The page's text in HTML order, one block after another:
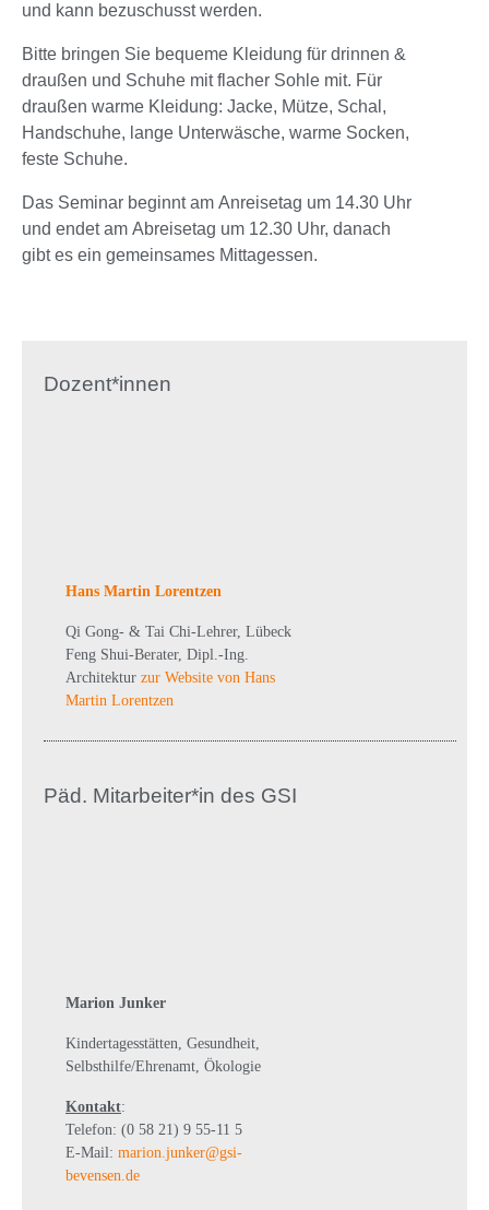
und kann bezuschusst werden.
Bitte bringen Sie bequeme Kleidung für drinnen &
draußen und Schuhe mit flacher Sohle mit. Für
draußen warme Kleidung: Jacke, Mütze, Schal,
Handschuhe, lange Unterwäsche, warme Socken,
feste Schuhe.
Das Seminar beginnt am Anreisetag um 14.30 Uhr
und endet am Abreisetag um 12.30 Uhr, danach
gibt es ein gemeinsames Mittagessen.
Dozent*innen
Hans Martin Lorentzen
Qi Gong- & Tai Chi-Lehrer, Lübeck
Feng Shui-Berater, Dipl.-Ing.
Architektur zur Website von Hans
Martin Lorentzen
Päd. Mitarbeiter*in des GSI
Marion Junker
Kindertagesstätten, Gesundheit,
Selbsthilfe/Ehrenamt, Ökologie
Kontakt:
Telefon: (0 58 21) 9 55-11 5
E-Mail: marion.junker@gsi-
bevensen.de